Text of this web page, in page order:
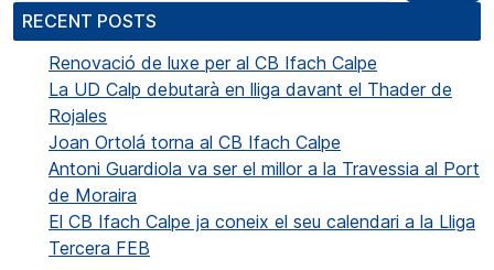
RECENT POSTS
Renovació de luxe per al CB Ifach Calpe
La UD Calp debutarà en lliga davant el Thader de
Rojales
Joan Ortolá torna al CB Ifach Calpe
Antoni Guardiola va ser el millor a la Travessia al Port
de Moraira
El CB Ifach Calpe ja coneix el seu calendari a la Lliga
Tercera FEB